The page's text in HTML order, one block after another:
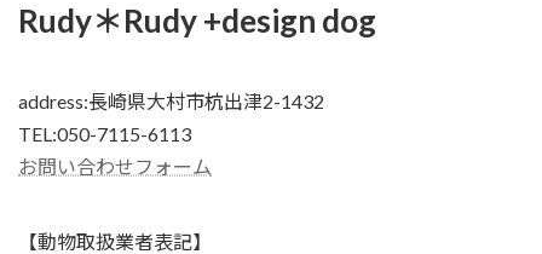
Rudy＊Rudy +design dog
address:長崎県大村市杭出津2-1432
TEL:050-7115-6113
お問い合わせフォーム
【動物取扱業者表記】